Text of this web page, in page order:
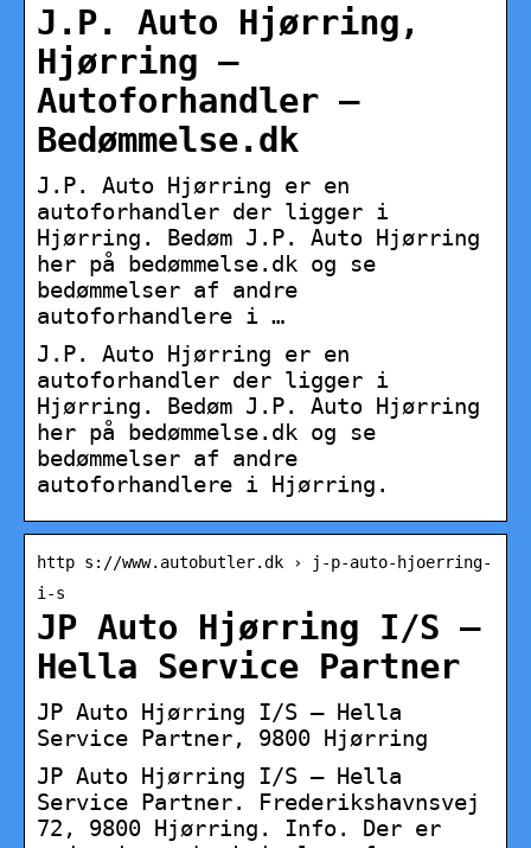
J.P. Auto Hjørring,
Hjørring –
Autoforhandler –
Bedømmelse.dk
J.P. Auto Hjørring er en
autoforhandler der ligger i
Hjørring. Bedøm J.P. Auto Hjørring
her på bedømmelse.dk og se
bedømmelser af andre
autoforhandlere i …
J.P. Auto Hjørring er en
autoforhandler der ligger i
Hjørring. Bedøm J.P. Auto Hjørring
her på bedømmelse.dk og se
bedømmelser af andre
autoforhandlere i Hjørring.
http s://www.autobutler.dk › j-p-auto-hjoerring-
i-s
JP Auto Hjørring I/S –
Hella Service Partner
JP Auto Hjørring I/S – Hella
Service Partner, 9800 Hjørring
JP Auto Hjørring I/S – Hella
Service Partner. Frederikshavnsvej
72, 9800 Hjørring. Info. Der er